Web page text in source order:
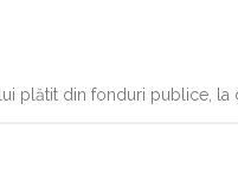
plătit din fonduri publice, la